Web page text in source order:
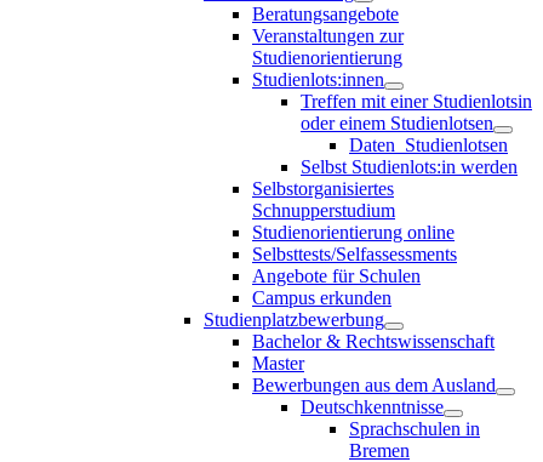
Beratungsangebote
Veranstaltungen zur
Studienorientierung
Studienlots:innen
Treffen mit einer Studienlotsin
oder einem Studienlotsen
Daten_Studienlotsen
Selbst Studienlots:in werden
Selbstorganisiertes
Schnupperstudium
Studienorientierung online
Selbsttests/Selfassessments
Angebote für Schulen
Campus erkunden
Studienplatzbewerbung
Bachelor & Rechtswissenschaft
Master
Bewerbungen aus dem Ausland
Deutschkenntnisse
Sprachschulen in
Bremen